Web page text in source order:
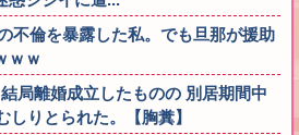
不倫を暴露した私。でも旦那が援助
ｗｗ
局離婚成立したものの 別居期間中
りとられた。【胸糞】